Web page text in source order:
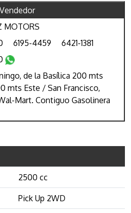
Vendedor
MOTORS
6195-4459
6421-1381
de la Basílica 200 mts
mts Este / San Francisco,
Mart. Contiguo Gasolinera
2500 cc
Pick Up 2WD